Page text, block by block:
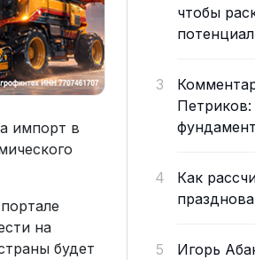
импорт в
на
будет
чтобы
3
4
Как
5
Игорь